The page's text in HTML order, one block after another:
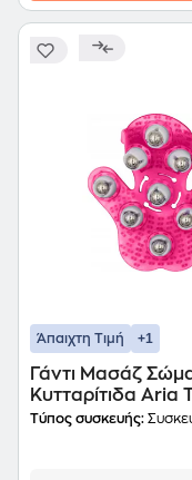
Άπαιχτη Τιμή +1
Γάντι Μασάζ
Κυτταρίτιδα Aria
Φούξια
Τύπος συσκευής: